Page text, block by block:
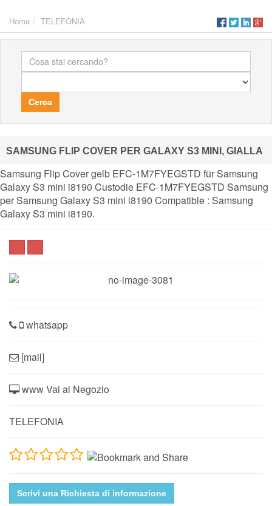
Home TELEFONIA
Cerca
SAMSUNG FLIP COVER PER GALAXY S3 MINI, GIALLA
Samsung Flip Cover gelb EFC-1M7FYEGSTD für Samsung
Galaxy S3 mini i8190 Custodie EFC-1M7FYEGSTD Samsung
per Samsung Galaxy S3 mini i8190 Compatible : Samsung
Galaxy S3 mini i8190.
whatsapp
[mail]
www Vai al Negozio
TELEFONIA
Scrivi una Richiesta di informazione